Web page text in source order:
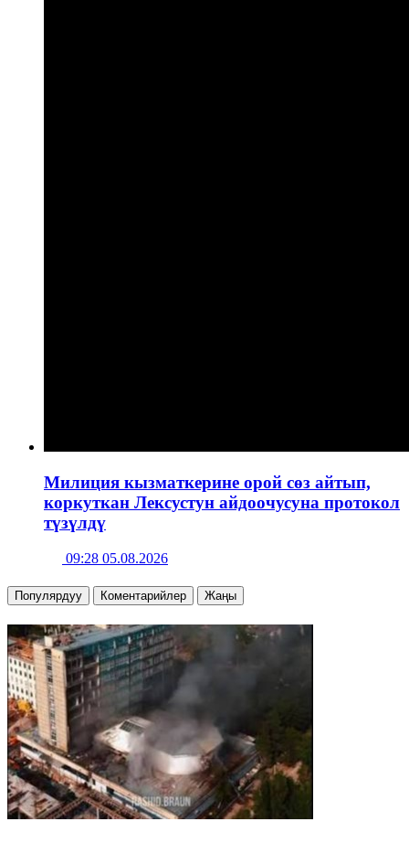
Милиция кызматкерине орой сөз айтып,
коркуткан Лексустун айдоочусуна протокол
түзүлдү
09:28 05.08.2026
Популярдуу Коментарийлер Жаңы